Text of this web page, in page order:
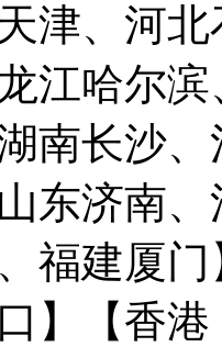
津、河
江哈尔
南长沙
东济南
福建厦门
】
【香